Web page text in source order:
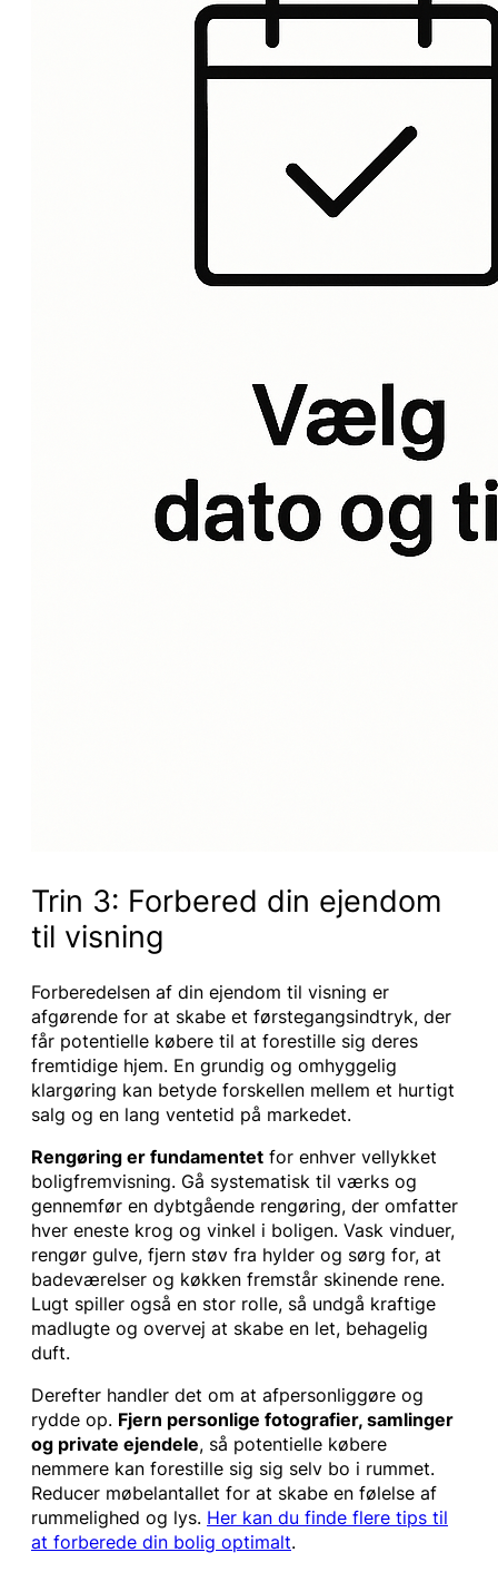
Trin 3: Forbered din ejendom
til visning
Forberedelsen af din ejendom til visning er
afgørende for at skabe et førstegangsindtryk, der
får potentielle købere til at forestille sig deres
fremtidige hjem. En grundig og omhyggelig
klargøring kan betyde forskellen mellem et hurtigt
salg og en lang ventetid på markedet.
Rengøring er fundamentet for enhver vellykket
boligfremvisning. Gå systematisk til værks og
gennemfør en dybtgående rengøring, der omfatter
hver eneste krog og vinkel i boligen. Vask vinduer,
rengør gulve, fjern støv fra hylder og sørg for, at
badeværelser og køkken fremstår skinende rene.
Lugt spiller også en stor rolle, så undgå kraftige
madlugte og overvej at skabe en let, behagelig
duft.
Derefter handler det om at afpersonliggøre og
rydde op. Fjern personlige fotografier, samlinger
og private ejendele, så potentielle købere
nemmere kan forestille sig sig selv bo i rummet.
Reducer møbelantallet for at skabe en følelse af
rummelighed og lys. Her kan du finde flere tips til
at forberede din bolig optimalt.